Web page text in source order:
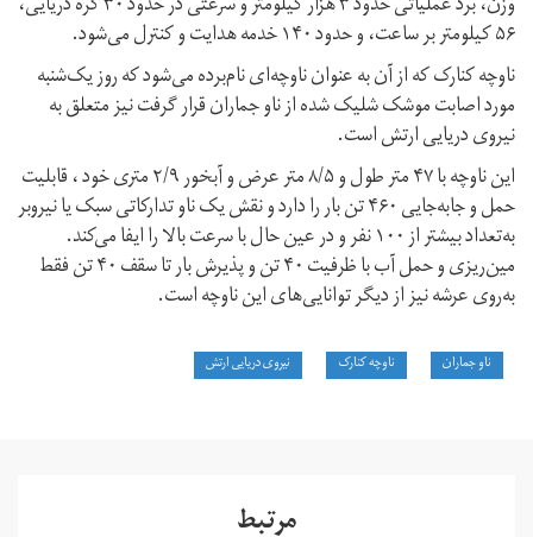
۵۶ کیلومتر بر ساعت، و حدود ۱۴۰ خدمه هدایت و کنترل می‌شود.
ناوچه کنارک که از آن به عنوان ناوچه‌ای نام‌برده می‌شود که روز یک‌شنبه
مورد اصابت موشک‌ شلیک‌ شده از ناو جماران قرار گرفت نیز متعلق به
نیروی دریایی ارتش است.
این ناوچه با ۴۷ متر طول و ۸/۵ متر عرض و آبخور ۲/۹ متری خود ، قابلیت
حمل و جابه‌جایی ۴۶۰ تن بار را دارد و نقش یک ناو تدارکاتی سبک یا نیروبر
به‌تعداد بیشتر از ۱۰۰ نفر و در عین حال با سرعت بالا را ایفا می‌کند.
مین‌ریزی و حمل آب با ظرفیت ۴۰ تن و پذیرش بار تا سقف ۴۰ تن فقط
به‌روی عرشه نیز از دیگر توانایی‌های این ناوچه است.
ناو جماران ناوچه کنارک نیروی دریایی ارتش
مرتبط